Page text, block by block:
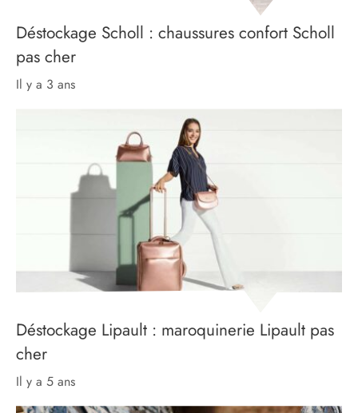
Déstockage Scholl : chaussures confort Scholl
pas cher
il y a 3 ans
Déstockage Lipault : maroquinerie Lipault pas
cher
il y a 5 ans